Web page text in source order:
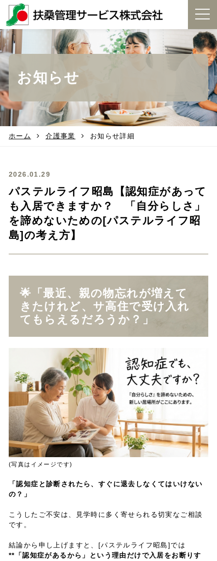
t
g
g
l
i
g
a
お知らせ
ホーム 介護事業 お知らせ詳細
2026.01.29
パステルライフ昭島【認知症があって
も入居できますか？ 「自分らしさ」
を諦めないための[パステルライフ昭
島]の考え方】
🌟「最近、親の物忘れが増えて
きたけれど、サ高住で受け入れ
てもらえるだろうか？」
(写真はイメージです)
「認知症と診断されたら、すぐに退去しなくてはいけない
の？」
こうしたご不安は、見学時に多く寄せられる切実なご相談
です。
結論から申し上げますと、[パステルライフ昭島]では
**「認知症があるから」という理由だけで入居をお断りす